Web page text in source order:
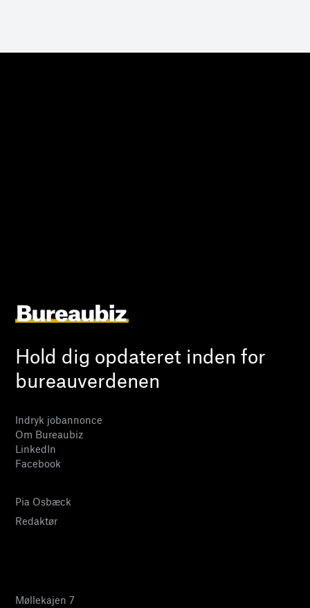
Hold dig opdateret inden for
bureauverdenen
Indryk jobannonce
Om Bureaubiz
LinkedIn
Facebook
Pia Osbæck
Redaktør
Møllekajen 7